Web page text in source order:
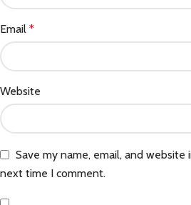
Email *
Website
Save my name, email, and
next time I comment.